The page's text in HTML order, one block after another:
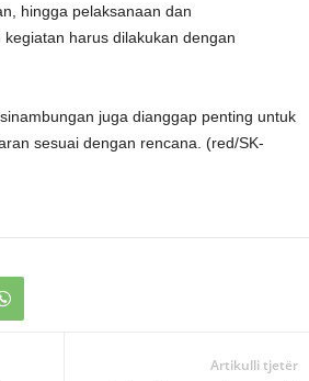
hingga pelaksanaan dan
harus dilakukan dengan
juga dianggap penting untuk
sesuai dengan rencana. (red/SK-
Artikulli tjetër